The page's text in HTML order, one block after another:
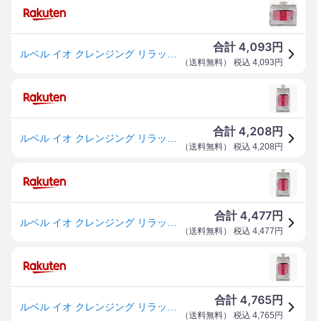
合計4,093円
（送料無料） 税込 4,093 円
合計4,208円
（送料無料） 税込 4,208 円
合計4,477円
（送料無料） 税込 4,477 円
合計4,765円
（送料無料） 税込 4,765 円